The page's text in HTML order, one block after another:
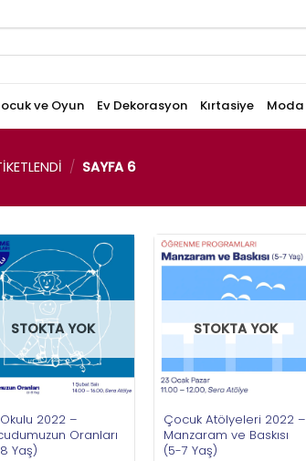
ve Oyun Ev Dekorasyon Kırtasiye Moda
/ SAYFA 6
STOKTA YOK
Okulu 2022 –
Oranları
Yaş)
STOKTA YOK
Çocuk Atölyeleri 2022 –
Manzaram ve Baskısı
(5-7 Yaş)